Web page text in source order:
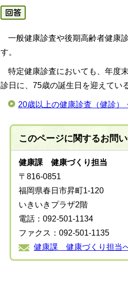
一般健康診査や後期高齢者健康
す。
特定健康診査においても、年度
診日に、75歳の誕生日を迎えてい
20歳以上の健康診査（健診）
このページに関するお問
健康課 健康づくり担当
〒816-0851
福岡県春日市昇町1-120
いきいきプラザ2階
電話：092-501-1134
ファクス：092-501-1135
健康課 健康づくり担当